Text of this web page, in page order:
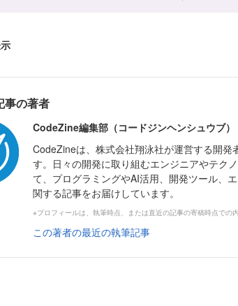
事の著者
CodeZine編集部（コードジンヘンシュウブ）
CodeZineは、株式会社翔泳社が運営する開発
す。日々の開発に取り組むエンジニアやテク
て、プログラミングやAI活用、開発ツール、
関する記事をお届けしています。
※プロフィールは、執筆時点、または直近の記事の寄稿時点での
この著者の最近の執筆記事